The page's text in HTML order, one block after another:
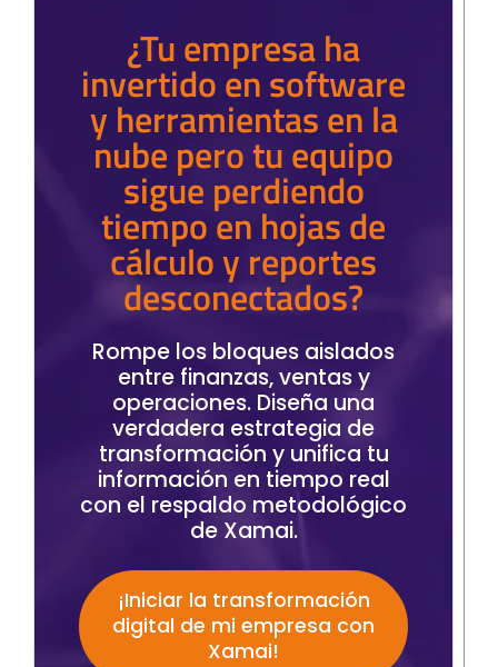
¿Tu empresa ha
invertido en software
y herramientas en la
nube pero tu equipo
sigue perdiendo
tiempo en hojas de
cálculo y reportes
desconectados?
Rompe los bloques aislados
entre finanzas, ventas y
operaciones. Diseña una
verdadera estrategia de
transformación y unifica tu
información en tiempo real
con el respaldo metodológico
de Xamai.
¡Iniciar la transformación
digital de mi empresa con
Xamai!